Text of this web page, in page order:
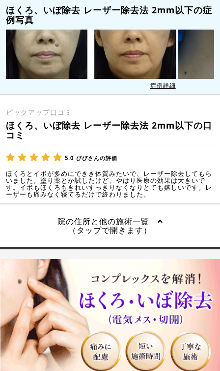
ほくろ、いぼ除去 レーザー除去法 2mm以下の症
例写真
症例詳細
ピックアップ口コミ
ほくろ、いぼ除去 レーザー除去法 2mm以下の口
コミ
5.0 ぴぴさんの評価
ほくろとイボが多めにできき体質みたいで、レーザー除去してもら
いました。塗り薬とか試したけど、やはり医療の効果は大きいで
す。イボもほくろもきれいすっきりなくなりとても嬉しいです。レ
ーザーも痛みなく寝てるだけで終わりました。
院の住所と他の施術一覧
（タップで開きます）